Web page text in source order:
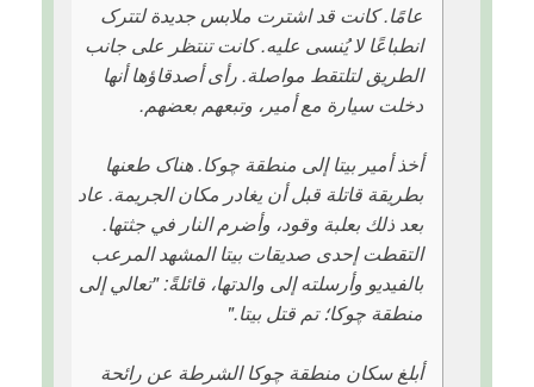
عامًا. کانت قد اشترت ملابس جدیدة لتترک
انطباعًا لا یُنسى علیه. کانت تنتظر على جانب
الطریق لتلتقط مواصلة. رأى أصدقاؤها أنها
دخلت سیارة مع أمیر، وتبعهم بعضهم.
أخذ أمیر بیتا إلى منطقة چوکا. هناک طعنها
بطریقة قاتلة قبل أن یغادر مکان الجریمة. عاد
بعد ذلك بعلبة وقود، وأضرم النار في جثتها.
التقطت إحدى صديقات بیتا المشهد المرعب
بالفیدیو وأرسلته إلى والدتها، قائلةً: "تعالي إلى
منطقة چوکا؛ تم قتل بیتا."
أبلغ سكان منطقة چوکا الشرطة عن رائحة